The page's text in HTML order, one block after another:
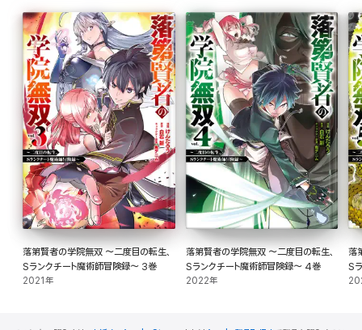
落第賢者の学院無双 ～二度目の転生、
Sランクチート魔術師冒険録～ 3巻
2021年
落第賢者の学院無双 ～二度目の転生、
Sランクチート魔術師冒険録～ 4巻
2022年
落第
S